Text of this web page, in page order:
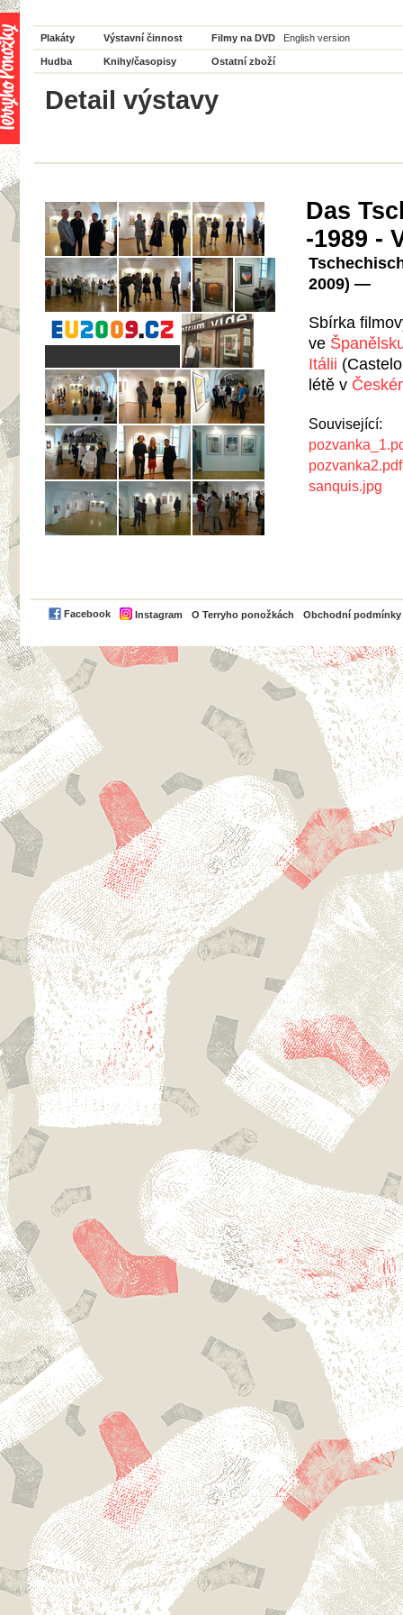
Plakáty Výstavní činnost Filmy na DVD English version
Hudba Knihy/časopisy Ostatní zboží
Detail výstavy
Das
-1989 -
2009) —
Sbírka
ve
Itálii
létě v
Související:
pozvanka2.pdf
sanquis.jpg
Facebook Instagram O Terryho ponožkách Obchodní podmínky
PayPal